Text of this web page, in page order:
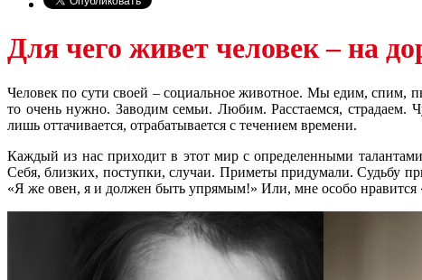
Для чего живет человек – на
Человек по сути своей – социальное животное. Мы едим, спим,
то очень нужно. Заводим семьи. Любим. Расстаемся, страдаем.
лишь оттачивается, отрабатывается с течением времени.
Каждый из нас приходит в этот мир с определенными
Себя, близких, поступки, случаи. Приметы придумали. Судьбу
«Я же овен, я и должен быть упрямым!» Или, мне особо нравится